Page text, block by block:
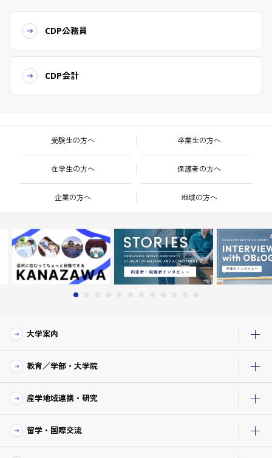
CDP公務員
CDP会計
受験生の方へ 卒業生の方へ
在学生の方へ 保護者の方へ
企業の方へ 地域の方へ
大学案内
教育／学部・大学院
産学地域連携・研究
留学・国際交流